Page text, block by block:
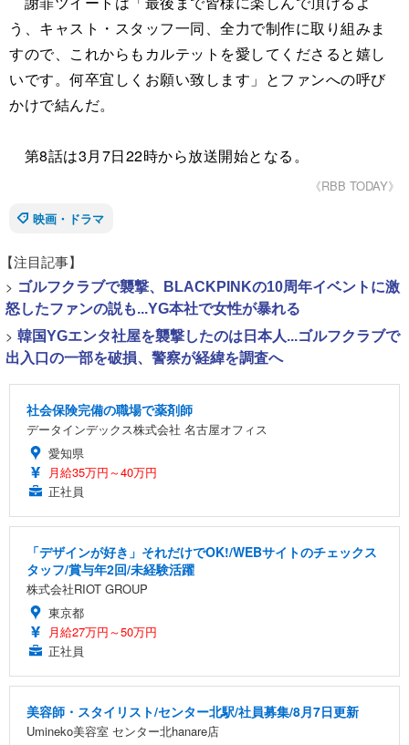
う、キャスト・スタッフ一同、全力で制作に取り組みま
すので、これからもカルテットを愛してくださると嬉し
いです。何卒宜しくお願い致します」とファンへの呼び
かけで結んだ。
第8話は3月7日22時から放送開始となる。
《RBB TODAY》
映画・ドラマ
【注目記事】
> ゴルフクラブで襲撃、BLACKPINKの10周年イベントに激
怒したファンの説も...YG本社で女性が暴れる
> 韓国YGエンタ社屋を襲撃したのは日本人...ゴルフクラブで
出入口の一部を破損、警察が経緯を調査へ
社会保険完備の職場で薬剤師
データインデックス株式会社 名古屋オフィス
愛知県
月給35万円～40万円
正社員
「デザインが好き」それだけでOK!/WEBサイトのチェックス
タッフ/賞与年2回/未経験活躍
株式会社RIOT GROUP
東京都
月給27万円～50万円
正社員
美容師・スタイリスト/センター北駅/社員募集/8月7日更新
Umineko美容室 センター北hanare店